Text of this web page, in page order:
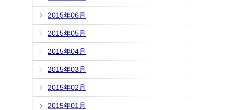
2015年06月
2015年05月
2015年04月
2015年03月
2015年02月
2015年01月